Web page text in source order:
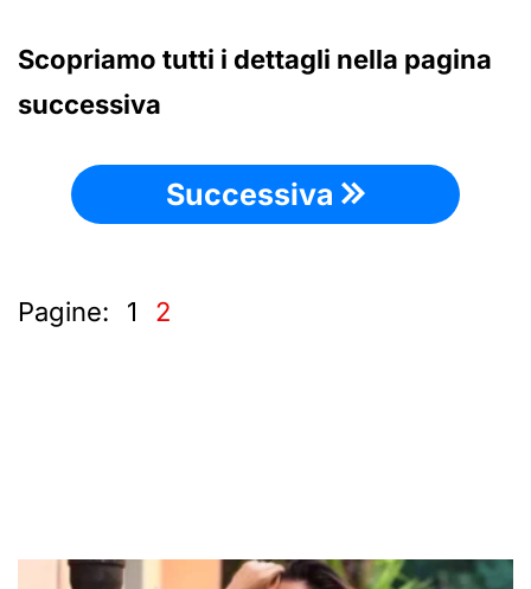
Scopriamo tutti i dettagli nella pagina
successiva
Successiva
Pagine: 1 2